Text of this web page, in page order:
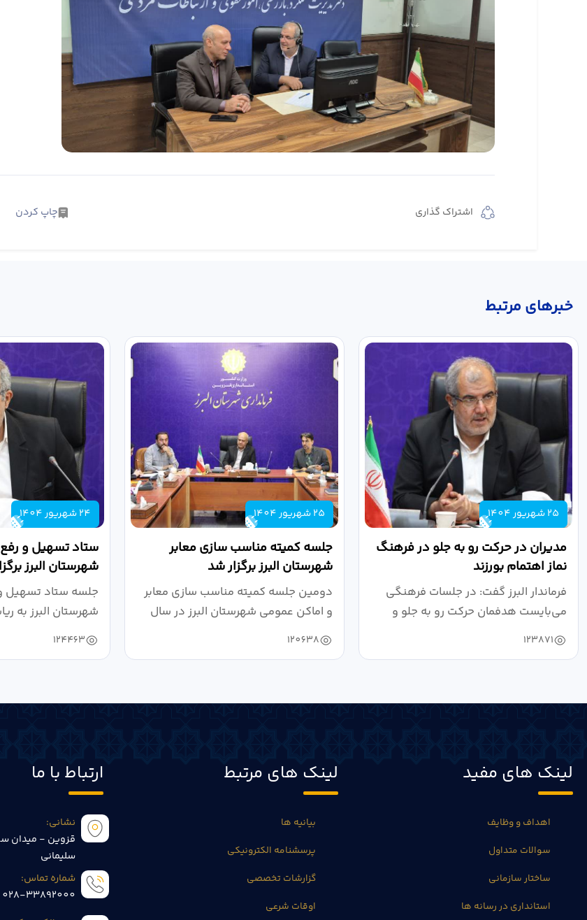
اشتراک گذاری چاپ کردن
خبر‌های مرتبط
25 شهریور 1404
مدیران در حرکت رو به جلو در فرهنگ
نماز اهتمام بورزند
فرماندار البرز گفت: در جلسات فرهنگی
می‌بایست هدفمان حرکت رو به جلو و
دستیابی...
123871
25 شهریور 1404
جلسه کمیته مناسب سازی معابر
شهرستان البرز برگزار شد
دومین جلسه کمیته مناسب سازی معابر
و اماکن عمومی شهرستان البرز در سال
۱۴۰۴ به...
120638
24 شهریور 1404
ستاد تسهیل و رفع
شهرستان البرز
جلسه ستاد تسهیل و
شهرستان البرز به
124463
لینک های مفید
اهداف و وظایف
سوالات متداول
ساختار سازمانی
استانداری در رسانه ها
لینک های مرتبط
بیانیه ها
پرسشنامه الکترونیکی
گزارشات تخصصی
اوقات شرعی
ارتباط با ما
نشانی:
قزوین - میدان
سلیمانی
شماره تماس:
028-33892000